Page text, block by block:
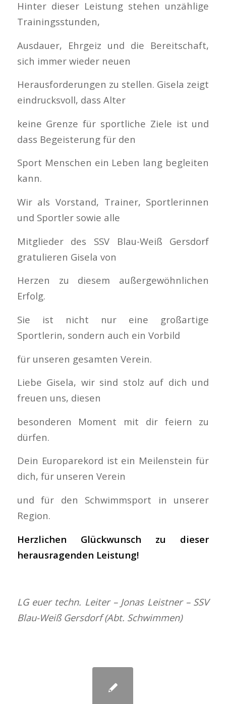
Hinter dieser Leistung stehen unzählige
Trainingsstunden,
Ausdauer, Ehrgeiz und die Bereitschaft,
sich immer wieder neuen
Herausforderungen zu stellen. Gisela zeigt
eindrucksvoll, dass Alter
keine Grenze für sportliche Ziele ist und
dass Begeisterung für den
Sport Menschen ein Leben lang begleiten
kann.
Wir als Vorstand, Trainer, Sportlerinnen
und Sportler sowie alle
Mitglieder des SSV Blau-Weiß Gersdorf
gratulieren Gisela von
Herzen zu diesem außergewöhnlichen
Erfolg.
Sie ist nicht nur eine großartige
Sportlerin, sondern auch ein Vorbild
für unseren gesamten Verein.
Liebe Gisela, wir sind stolz auf dich und
freuen uns, diesen
besonderen Moment mit dir feiern zu
dürfen.
Dein Europarekord ist ein Meilenstein für
dich, für unseren Verein
und für den Schwimmsport in unserer
Region.
Herzlichen Glückwunsch zu dieser
herausragenden Leistung!
LG euer techn. Leiter – Jonas Leistner – SSV
Blau-Weiß Gersdorf (Abt. Schwimmen)